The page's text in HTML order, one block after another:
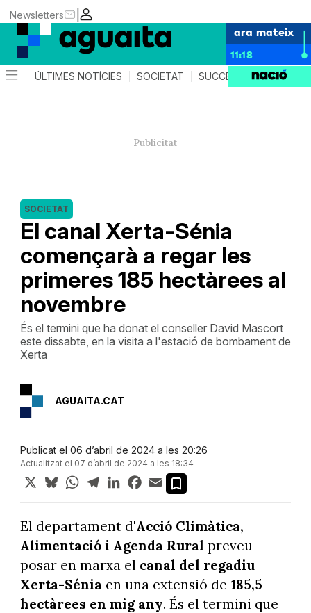
|
Newsletters
ara mateix
11:18
ÚLTIMES NOTÍCIES SOCIETAT SUCCESSOS AGENDA
El canal Xerta-Sénia
començarà a regar les
primeres 185 hectàrees al
novembre
SOCIETAT
És el termini que ha donat el conseller David Mascort
este dissabte, en la visita a l'estació de bombament de
Xerta
AGUAITA.CAT
Publicat el 06 d’abril de 2024 a les 20:26
Actualitzat el 07 d’abril de 2024 a les 18:34
X BlueskyWhatsApp
TelegramLinkedInFacebook
Email
El departament d'Acció Climàtica,
Alimentació i Agenda Rural preveu
posar en marxa el canal del regadiu
Xerta-Sénia en una extensió de 185,5
hectàrees en mig any. És el termini que